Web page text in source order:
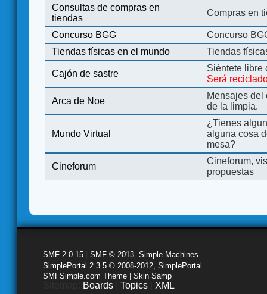
Consultas de compras en
tiendas
Compras en
Concurso BGG
Concurso
Tiendas físicas en el mundo
Tiendas
Cajón de sastre
Siéntete libre
Será
Arca de Noe
Mensajes del
de la limpia.
Mundo Virtual
¿Tienes
alguna cosa
mesa?
Cineforum
Cineforum,
propuestas
SMF 2.0.15 SMF © 2013 Simple Machines
SimplePortal 2.3.5 © 2008-2012, SimplePortal
SMFSimple.com Theme | Skin Samp
Boards Topics XML